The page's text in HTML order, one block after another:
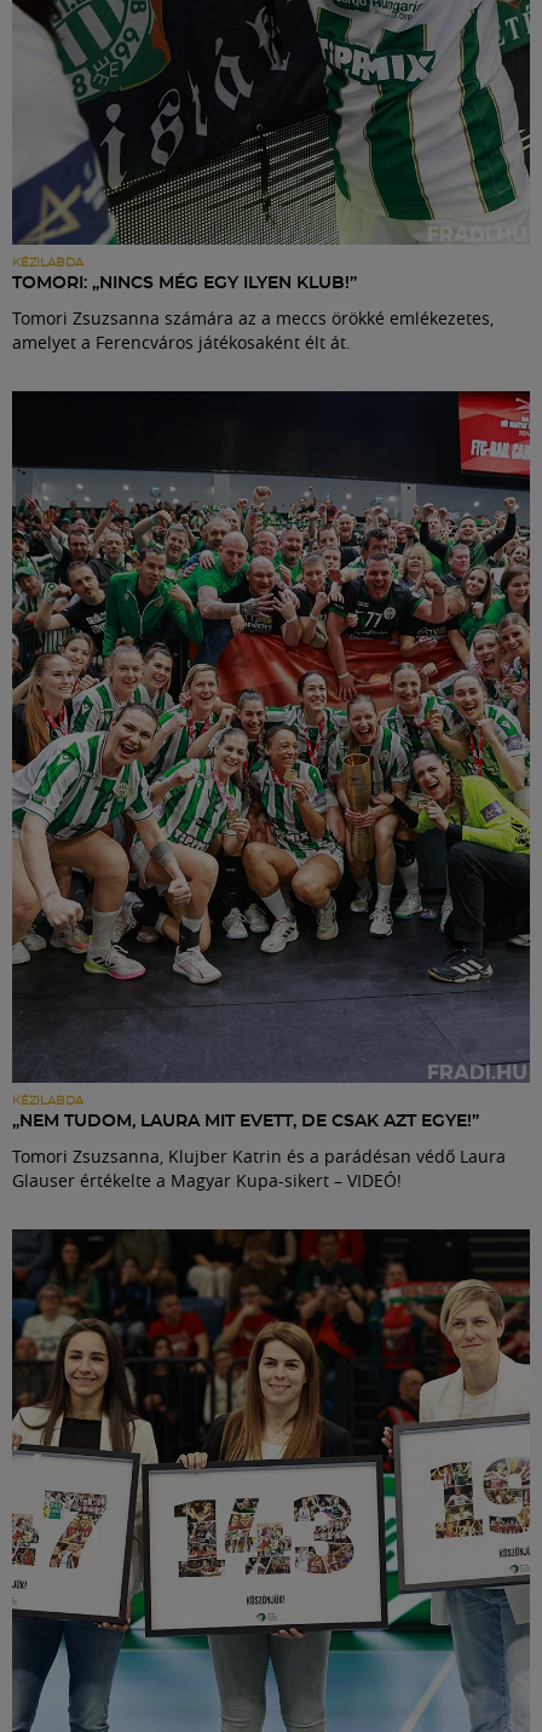
KÉZILABDA
TOMORI: „NINCS MÉG EGY ILYEN KLUB!”
Tomori Zsuzsanna számára az a meccs örökké emlékezetes,
amelyet a Ferencváros játékosaként élt át.
KÉZILABDA
„NEM TUDOM, LAURA MIT EVETT, DE CSAK AZT EGYE!”
Tomori Zsuzsanna, Klujber Katrin és a parádésan védő Laura
Glauser értékelte a Magyar Kupa-sikert – VIDEÓ!